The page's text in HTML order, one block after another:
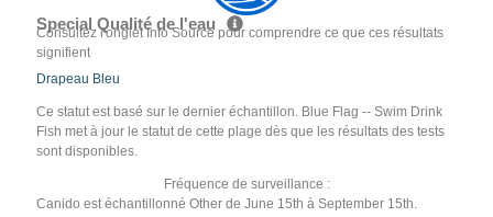
Special Qualité de l'eau
Consultez l'onglet Info Source pour comprendre ce que ces résultats
signifient
Drapeau Bleu
Ce statut est basé sur le dernier échantillon. Blue Flag -- Swim Drink
Fish met à jour le statut de cette plage dès que les résultats des tests
sont disponibles.
Fréquence de surveillance :
Canido est échantillonné Other de June 15th à September 15th.